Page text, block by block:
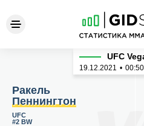
Ракель
Ракель
Пеннингтон
UFC
#2 BW
UFC
19.12.2021 • 00:50